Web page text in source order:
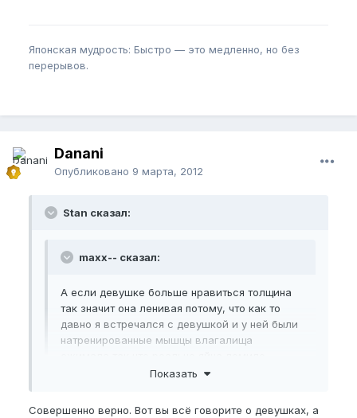
Японская мудрость: Быстро — это медленно, но без
перерывов.
Danani
Опубликовано 9 марта, 2012
Stan сказал:
maxx-- сказал:
А если девушке больше нравиться толщина
так значит она ленивая потому, что как то
давно я встречался с девушкой и у ней были
натренированные мышцы влагалища
мышцы, то действительно проблем бы вообще и ни
Показать
Совершенно верно. Вот вы всё говорите о девушках, а